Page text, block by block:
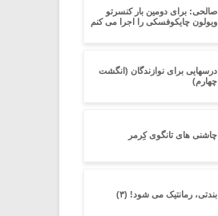
صالحی: برای دومین بار کنسرتو
ویولون چایکوفسکی را اجرا می کنم
درسهایی برای نوازندگان (انگشت
چهارم)
چاشنی های تانگوی کِرِمر
بندتی، رمانتیک می شود! (۳)